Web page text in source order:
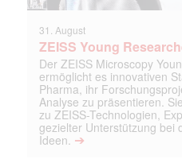
31. August
ZEISS Young
Der ZEISS Microscopy
ermöglicht es innovativen
Pharma, ihr
Analyse zu präsentieren.
zu ZEISS-Technologien,
gezielter Unterstützung bei
Ideen. ➔